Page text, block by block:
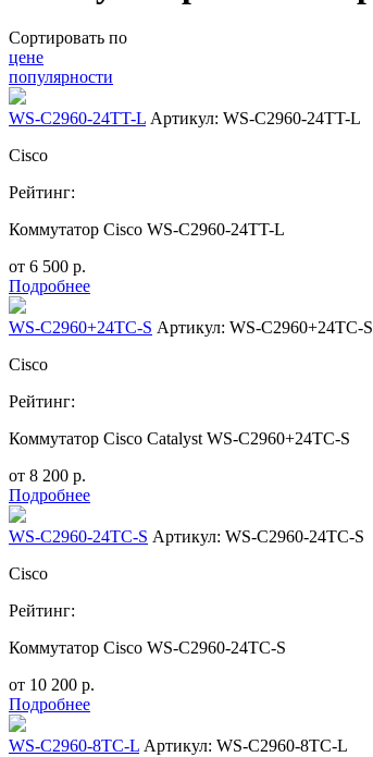
Сортировать по
цене
популярности
WS-C2960-24TT-L Артикул: WS-C2960-24TT-L
Cisco
Рейтинг:
Коммутатор Cisco WS-C2960-24TT-L
от 6 500 р.
Подробнее
WS-C2960+24TC-S Артикул: WS-C2960+24TC-S
Cisco
Рейтинг:
Коммутатор Cisco Catalyst WS-C2960+24TC-S
от 8 200 р.
Подробнее
WS-C2960-24TC-S Артикул: WS-C2960-24TC-S
Cisco
Рейтинг:
Коммутатор Cisco WS-C2960-24TC-S
от 10 200 р.
Подробнее
WS-C2960-8TС-L Артикул: WS-C2960-8TС-L